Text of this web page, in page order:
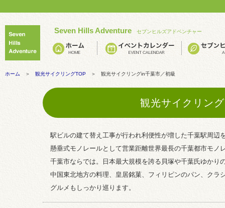
Seven Hills Adventure セブンヒルズアドベンチャー
ホーム ＞ 観光サイクリングTOP ＞ 観光サイクリングin千葉市／初級
観光サイクリン
駅ビルの建て替え工事が行われ利便性が増した千葉駅周辺
懸垂式モノレールとして営業距離世界最長の千葉都市モノ
千葉市ならでは。日本最大規模を誇る貝塚や千葉氏ゆかり
中国東北地方の料理、皇居銘菓、フィリピンのパン、クラ
グルメもしっかり巡ります。